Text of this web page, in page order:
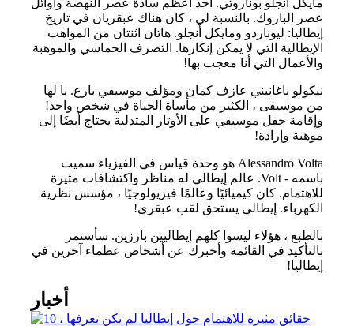
مايكل أنجلو بوناروتي. أحد أعظم سادة عصر النهضة وأوائل
عصر الباروك. بالنسبة لي ، كان هناك عبقريان في تاريخ
إيطاليا: ليوناردو ومايكل أنجلو. هاتان اثنتان من المواهب
الإيطالية التي لا يمكن إنكارها. التصرف الحماسي والموهبة
والأعمال التي أنا معجب بها!
نيكولو باغانيني عازف كمان ومؤلف موسيقي بارع. يا لها
من موسيقى ، الكثير من مأساة الحياة في شخص واحد!
وإقامة حفل موسيقي على الأوتار المتدلية يحتاج أيضًا إلى
موهبة وإرادة!
Alessandro Volta هو وحدة قياس في الفيزياء سميت
باسمه - Volt. عالم إيطالي له مناظر واكتشافات مثيرة
للاهتمام. كان كيميائيًا وعالمًا فيزيولوجيًا ، مؤسس نظرية
الكهرباء. إيطالي يستحق لقب عبقري!
بالطبع ، هؤلاء ليسوا كلهم إيطاليين بارزين. سأستمر
بالتأكيد في القائمة وأخبرك عن أشخاص عظماء آخرين في
إيطاليا!
أخبار